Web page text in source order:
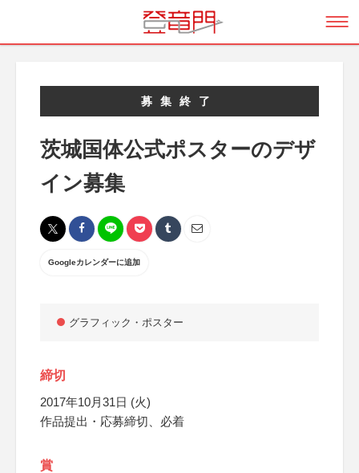
募集終了
茨城国体公式ポスターのデザ
イン募集
Googleカレンダーに追加
グラフィック・ポスター
締切
2017年10月31日 (火)
作品提出・応募締切、必着
賞